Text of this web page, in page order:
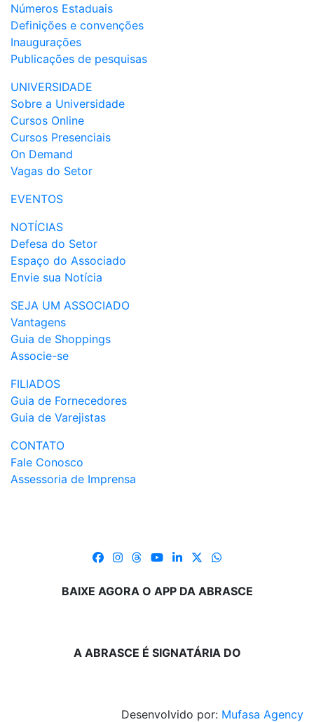
Números Estaduais
Definições e convenções
Inaugurações
Publicações de pesquisas
UNIVERSIDADE
Sobre a Universidade
Cursos Online
Cursos Presenciais
On Demand
Vagas do Setor
EVENTOS
NOTÍCIAS
Defesa do Setor
Espaço do Associado
Envie sua Notícia
SEJA UM ASSOCIADO
Vantagens
Guia de Shoppings
Associe-se
FILIADOS
Guia de Fornecedores
Guia de Varejistas
CONTATO
Fale Conosco
Assessoria de Imprensa
BAIXE AGORA O APP DA ABRASCE
A ABRASCE É SIGNATÁRIA DO
Desenvolvido por: Mufasa Agency